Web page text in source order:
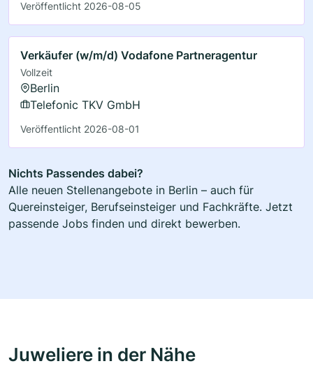
Veröffentlicht 2026-08-05
Verkäufer (w/m/d) Vodafone Partneragentur
Vollzeit
Berlin
Telefonic TKV GmbH
Veröffentlicht 2026-08-01
Nichts Passendes dabei?
Alle neuen Stellenangebote in Berlin – auch für
Quereinsteiger, Berufseinsteiger und Fachkräfte. Jetzt
passende Jobs finden und direkt bewerben.
Juweliere in der Nähe